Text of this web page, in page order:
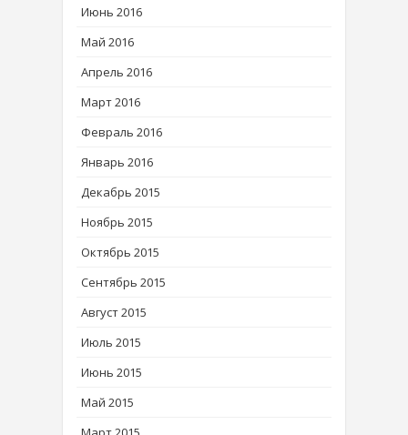
Июнь 2016
Май 2016
Апрель 2016
Март 2016
Февраль 2016
Январь 2016
Декабрь 2015
Ноябрь 2015
Октябрь 2015
Сентябрь 2015
Август 2015
Июль 2015
Июнь 2015
Май 2015